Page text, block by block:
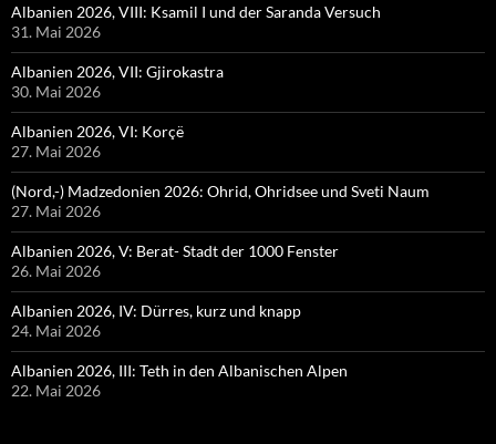
Albanien 2026, VIII: Ksamil I und der Saranda Versuch
31. Mai 2026
Albanien 2026, VII: Gjirokastra
30. Mai 2026
Albanien 2026, VI: Korçë
27. Mai 2026
(Nord,-) Madzedonien 2026: Ohrid, Ohridsee und Sveti Naum
27. Mai 2026
Albanien 2026, V: Berat- Stadt der 1000 Fenster
26. Mai 2026
Albanien 2026, IV: Dürres, kurz und knapp
24. Mai 2026
Albanien 2026, III: Teth in den Albanischen Alpen
22. Mai 2026